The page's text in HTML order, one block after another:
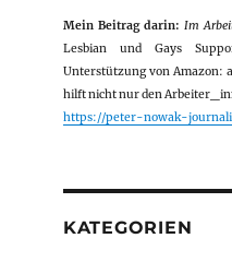
Mein Beitrag darin: Im
Lesbian und Gays
Unterstützung von Amazon:
hilft nicht nur den
https://peter-nowak-
KATEGORIEN